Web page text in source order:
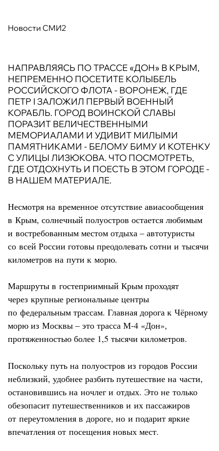
НАПРАВЛЯЯСЬ ПО ТРАССЕ «ДОН» В КРЫМ,
НЕПРЕМЕННО ПОСЕТИТЕ КОЛЫБЕЛЬ
РОССИЙСКОГО ФЛОТА - ВОРОНЕЖ, ГДЕ
ПЕТР I ЗАЛОЖИЛ ПЕРВЫЙ ВОЕННЫЙ
КОРАБЛЬ. ГОРОД ВОИНСКОЙ СЛАВЫ
ПОРАЗИТ ВЕЛИЧЕСТВЕННЫМИ
МЕМОРИАЛАМИ И УДИВИТ МИЛЫМИ
ПАМЯТНИКАМИ - БЕЛОМУ БИМУ И КОТЕНКУ
С УЛИЦЫ ЛИЗЮКОВА. ЧТО ПОСМОТРЕТЬ,
ГДЕ ОТДОХНУТЬ И ПОЕСТЬ В ЭТОМ ГОРОДЕ -
В НАШЕМ МАТЕРИАЛЕ.
Несмотря на временное отсутствие авиасообщения
в Крым, солнечный полуостров остается любимым
и востребованным местом отдыха – автотуристы
со всей России готовы преодолевать сотни и тысячи
километров на пути к морю.
Маршруты в гостеприимный Крым проходят
через крупные региональные центры
по федеральным трассам. Главная дорога к Чёрному
морю из Москвы – это трасса М-4 «Дон»,
протяженностью более 1,5 тысячи километров.
Поскольку путь на полуостров из городов России
неблизкий, удобнее разбить путешествие на части,
остановившись на ночлег и отдых. Это не только
обезопасит путешественников и их пассажиров
от переутомления в дороге, но и подарит яркие
впечатления от посещения новых мест.
Новости СМИ2